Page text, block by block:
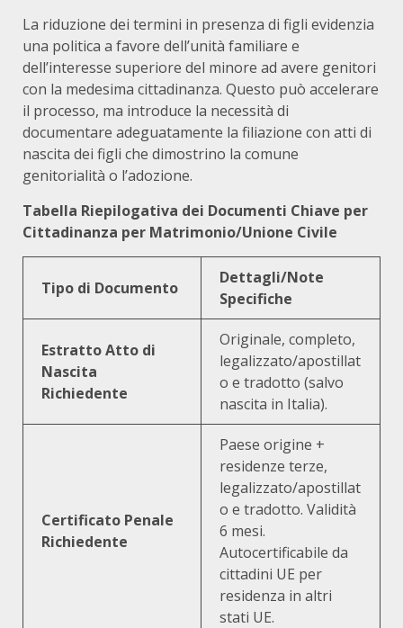
La riduzione dei termini in presenza di figli evidenzia
una politica a favore dell’unità familiare e
dell’interesse superiore del minore ad avere genitori
con la medesima cittadinanza. Questo può accelerare
il processo, ma introduce la necessità di
documentare adeguatamente la filiazione con atti di
nascita dei figli che dimostrino la comune
genitorialità o l’adozione.
Tabella Riepilogativa dei Documenti Chiave per
Cittadinanza per Matrimonio/Unione Civile
Tipo di Documento
Dettagli/Note
Specifiche
Estratto Atto di
Nascita
Richiedente
Originale, completo,
legalizzato/apostillat
o e tradotto (salvo
nascita in Italia).
Certificato Penale
Richiedente
Paese origine +
residenze terze,
legalizzato/apostillat
o e tradotto. Validità
6 mesi.
Autocertificabile da
cittadini UE per
residenza in altri
stati UE.